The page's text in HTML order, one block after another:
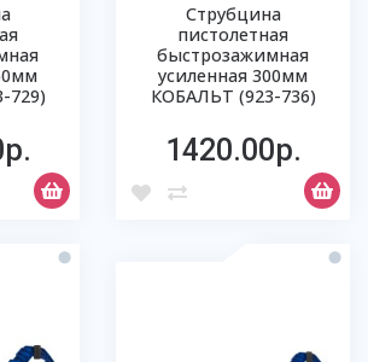
729)
Струбцина
пистолетная
быстрозажимная
усиленная 300мм
КОБАЛЬТ (923-736)
1420.00р.